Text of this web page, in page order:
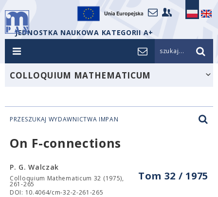
JEDNOSTKA NAUKOWA KATEGORII A+
szukaj...
COLLOQUIUM MATHEMATICUM
PRZESZUKAJ WYDAWNICTWA IMPAN
On F-connections
Tom 32 / 1975
P. G. Walczak
Colloquium Mathematicum 32 (1975),
261-265
DOI: 10.4064/cm-32-2-261-265